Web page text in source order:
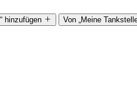
hinzufügen Von „Meine